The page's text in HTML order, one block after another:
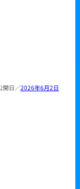
2026年6月2日